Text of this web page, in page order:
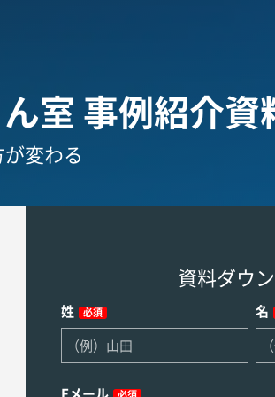
室 事例紹介資
変わる
資料ダウ
姓 必須 名